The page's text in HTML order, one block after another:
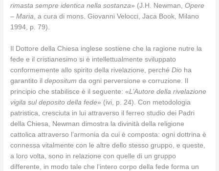
rimasta sempre identica nella sostanza» (J.H. Newman,Opere
– Maria , a cura di mons. Giovanni Velocci, Jaca Book, Milano
1994, p. 79).
Il Dottore della Chiesa inglese sostiene che la ragione nutre la
fede e il cristianesimo si è intellettualmente sviluppato
conformemente allo spirito della rivelazione, perchéDio ha
garantito ildepositumda ogni perversione e corruzione. Il
principio che stabilisce è il seguente: «L’Autore della rivelazione
vigila sul deposito della fede» (ivi, p. 24). Con metodologia
patristica, cresciuta in lui attraverso il ferreo studio dei Padri
della Chiesa, Newman dimostra la divinità della religione
cattolica attraverso l’armonia da cui è composta: ogni dottrina è
connessa vitalmente con le altre dello stesso gruppo, e queste,
a loro volta, sono in relazione con quelle di un gruppo
differente, in modo tale che l’intero corpo della fede forma un